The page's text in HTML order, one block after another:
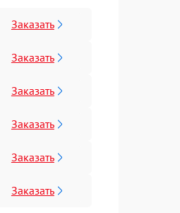
Заказать
Заказать
Заказать
Заказать
Заказать
Заказать